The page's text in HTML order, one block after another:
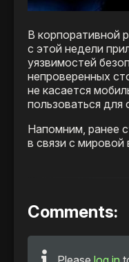
В корпоративной
с этой недели
уязвимостей
непроверенных
не касается
пользоваться для
Напомним, ранее
в связи с мировой
Comments: